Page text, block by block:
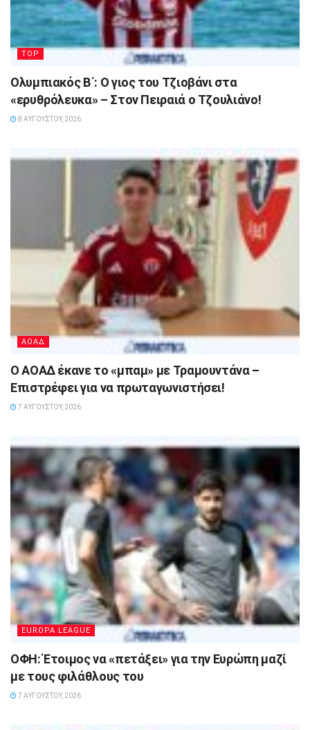
TOP
Ολυμπιακός Β΄: Ο γιος του Τζιοβάνι στα
«ερυθρόλευκα» – Στον Πειραιά ο Τζουλιάνο!
8 ΑΥΓΟΎΣΤΟΥ, 2026
ΑΟΑΔ
Ο ΑΟΑΔ έκανε το «μπαμ» με Τραμουντάνα –
Επιστρέφει για να πρωταγωνιστήσει!
7 ΑΥΓΟΎΣΤΟΥ, 2026
EUROPA LEAGUE
ΟΦΗ: Έτοιμος να «πετάξει» για την Ευρώπη μαζί
με τους φιλάθλους του
7 ΑΥΓΟΎΣΤΟΥ, 2026